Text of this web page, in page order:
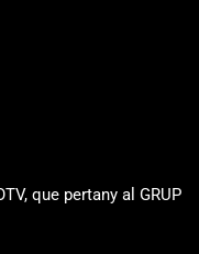
que pertany al GRUP